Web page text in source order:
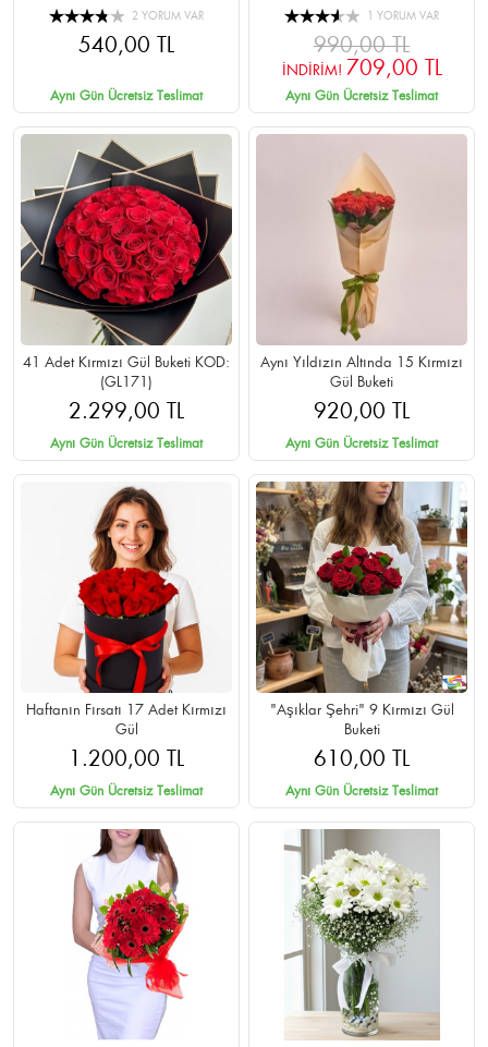
2 YORUM VAR
540,00 TL
Aynı Gün Ücretsiz Teslimat
1 YORUM VAR
990,00 TL
İNDİRİM! 709,00 TL
Aynı Gün Ücretsiz Teslimat
41 Adet Kırmızı Gül Buketi KOD:
(GL171)
2.299,00 TL
Aynı Gün Ücretsiz Teslimat
Aynı Yıldızın Altında 15 Kırmızı
Gül Buketi
920,00 TL
Aynı Gün Ücretsiz Teslimat
Haftanın Fırsatı 17 Adet Kırmızı
Gül
1.200,00 TL
Aynı Gün Ücretsiz Teslimat
"Aşıklar Şehri" 9 Kırmızı Gül
Buketi
610,00 TL
Aynı Gün Ücretsiz Teslimat